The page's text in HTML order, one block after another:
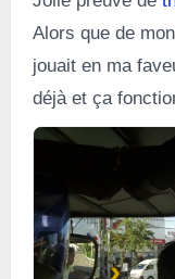
Alors que de
jouait en ma
déjà et ça